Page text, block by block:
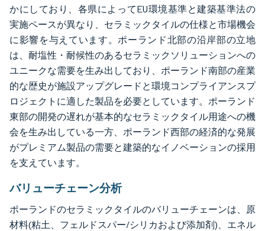
かにしており、各県によってEU環境基準と建築基準法の
実施ペースが異なり、セラミックタイルの仕様と市場機会
に影響を与えています。ポーランド北部の沿岸部の立地
は、耐塩性・耐候性のあるセラミックソリューションへの
ユニークな需要を生み出しており、ポーランド南部の産業
的な歴史が施設アップグレードと環境コンプライアンスプ
ロジェクトに適した製品を必要としています。ポーランド
東部の開発の遅れが基本的なセラミックタイル用途への機
会を生み出している一方、ポーランド西部の経済的な発展
がプレミアム製品の需要と建築的なイノベーションの採用
を支えています。
バリューチェーン分析
ポーランドのセラミックタイルのバリューチェーンは、原
材料(粘土、フェルドスパー/シリカおよび添加剤)、エネル